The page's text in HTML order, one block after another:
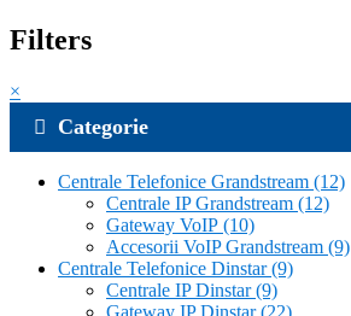
Filters
×
Categorie
Centrale Telefonice Grandstream (12)
Centrale IP Grandstream (12)
Gateway VoIP (10)
Accesorii VoIP Grandstream (9)
Centrale Telefonice Dinstar(9)
Centrale IP Dinstar(9)
Gateway IP Dinstar(22)